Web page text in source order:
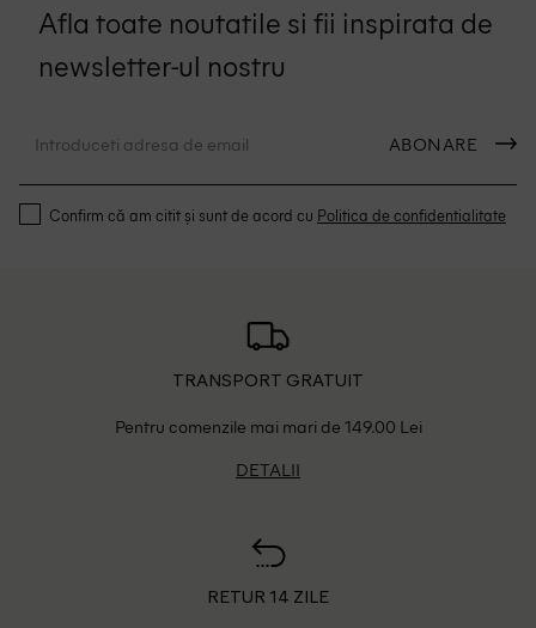
Afla toate noutatile si fii inspirata de
newsletter-ul nostru
ABONARE
Confirm că am citit și sunt de acord cu Politica de confidentialitate
TRANSPORT GRATUIT
Pentru comenzile mai mari de 149.00 Lei
DETALII
RETUR 14 ZILE